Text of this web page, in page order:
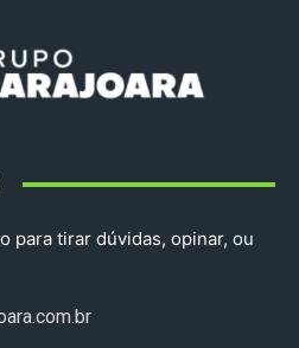
para tirar dúvidas, opinar, ou